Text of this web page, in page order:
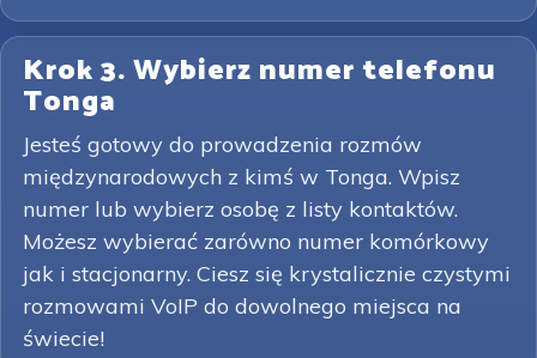
Krok 3. Wybierz numer telefonu
Tonga
Jesteś gotowy do prowadzenia rozmów
międzynarodowych z kimś w Tonga. Wpisz
numer lub wybierz osobę z listy kontaktów.
Możesz wybierać zarówno numer komórkowy
jak i stacjonarny. Ciesz się krystalicznie czystymi
rozmowami VoIP do dowolnego miejsca na
świecie!